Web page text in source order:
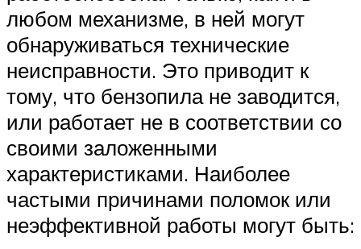
любом механизме, в ней могут
обнаруживаться технические
неисправности. Это приводит к
тому, что бензопила не заводится,
или работает не в соответствии со
своими заложенными
характеристиками. Наиболее
частыми причинами поломок или
неэффективной работы могут быть: